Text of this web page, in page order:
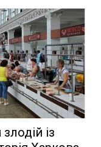
із